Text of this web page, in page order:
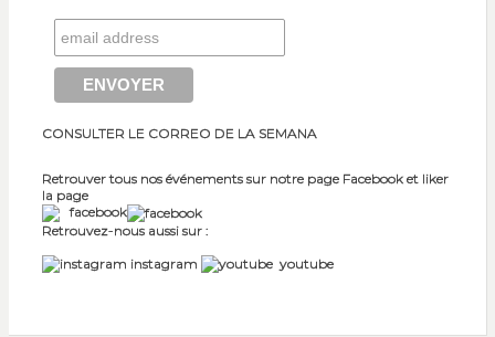
CONSULTER LE CORREO DE LA SEMANA
Retrouver tous nos événements sur notre page Facebook et liker
la page
facebook
Retrouvez-nous aussi sur :
instagram
youtube